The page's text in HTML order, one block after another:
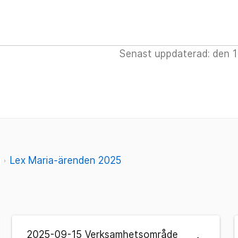
Senast uppdaterad: den
Lex Maria-ärenden 2025
2025-09-15 Verksamhetsområde